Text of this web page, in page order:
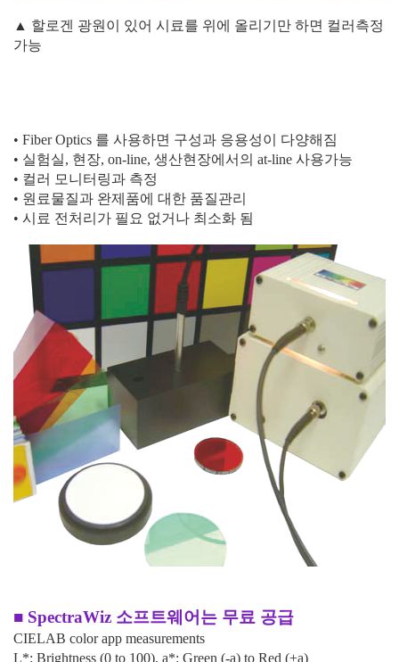
▲ 할로겐 광원이 있어 시료를 위에 올리기만 하면 컬러측정
가능
• Fiber Optics 를 사용하면 구성과 응용성이 다양해짐
• 실험실, 현장, on-line, 생산현장에서의 at-line 사용가능
• 컬러 모니터링과 측정
• 원료물질과 완제품에 대한 품질관리
• 시료 전처리가 필요 없거나 최소화 됨
■ SpectraWiz 소프트웨어는 무료 공급
CIELAB color app measurements
L*: Brightness (0 to 100), a*: Green (-a) to Red (+a)